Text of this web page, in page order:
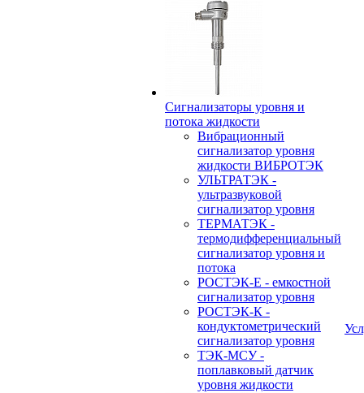
Сигнализаторы уровня и
потока жидкости
Вибрационный
сигнализатор уровня
жидкости ВИБРОТЭК
УЛЬТРАТЭК -
ультразвуковой
сигнализатор уровня
ТЕРМАТЭК -
термодифференциальный
сигнализатор уровня и
потока
РОСТЭК-Е - емкостной
сигнализатор уровня
РОСТЭК-К -
кондуктометрический
сигнализатор уровня
ТЭК-МСУ -
поплавковый датчик
уровня жидкости